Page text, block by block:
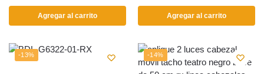
Agregar al carrito Agregar al carrito
-13% -14%